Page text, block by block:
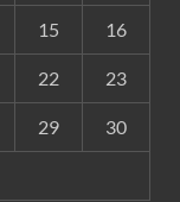
15 16
22 23
29 30